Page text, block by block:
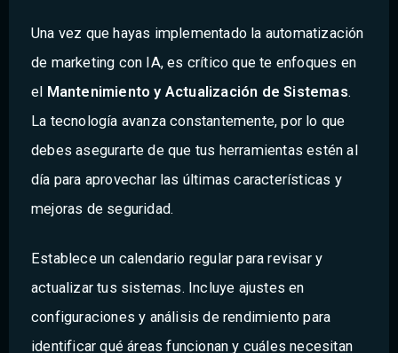
Una vez que hayas implementado la automatización
de marketing con IA, es crítico que te enfoques en
el Mantenimiento y Actualización de Sistemas.
La tecnología avanza constantemente, por lo que
debes asegurarte de que tus herramientas estén al
día para aprovechar las últimas características y
mejoras de seguridad.
Establece un calendario regular para revisar y
actualizar tus sistemas. Incluye ajustes en
configuraciones y análisis de rendimiento para
identificar qué áreas funcionan y cuáles necesitan